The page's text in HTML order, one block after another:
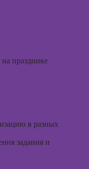
празднике
в разных
задания и